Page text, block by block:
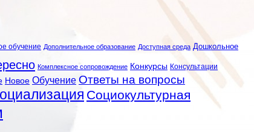
обучение Дополнительное образование Доступная среда Дошкольное
Комплексное сопровождение Конкурсы Консультации
Новое Обучение Ответы на вопросы
Социокультурная